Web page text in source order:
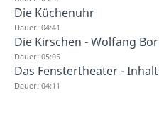
Die Küchenuhr
Dauer: 04:41
Die Kirschen - Wolfang
Dauer: 05:05
Das Fenstertheater -
Dauer: 04:11